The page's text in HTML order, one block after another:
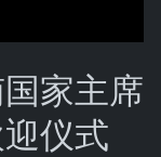
家主席
仪式